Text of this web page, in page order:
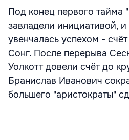
Под конец первого тайма
завладели инициативой, и
увенчалась успехом -
Сонг. После перерыва
Уолкотт довели счёт до
Бранислав Иванович
большего "аристократы"